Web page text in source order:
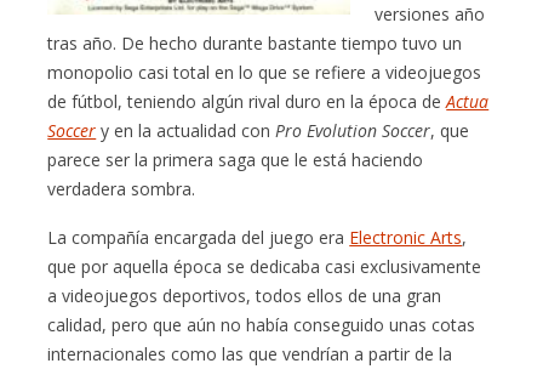
versiones año
tras año. De hecho durante bastante tiempo tuvo un
monopolio casi total en lo que se refiere a videojuegos
de fútbol, teniendo algún rival duro en la época deActua
Soccer y en la actualidad con Pro Evolution Soccer, que
parece ser la primera saga que le está haciendo
verdadera sombra.
La compañía encargada del juego era Electronic Arts,
que por aquella época se dedicaba casi exclusivamente
a videojuegos deportivos, todos ellos de una gran
calidad, pero que aún no había conseguido unas cotas
internacionales como las que vendrían a partir de la